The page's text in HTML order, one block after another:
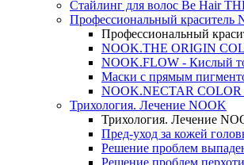
Стайлинг для волос Be Hair
Профессиональный краситель
Профессиональный
NOOK.THE ORIGIN
NOOK.FLOW - Кислый
Маски с прямым
NOOK.NECTAR COLOR
Трихология. Лечение NOOK
Трихология. Лечение
Пред-уход за кожей
Решение проблем
Решение проблем перхоти